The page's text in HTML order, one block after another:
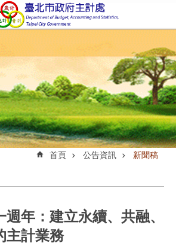
首頁 公告資訊 新聞稿
年：建立永續、共融、
主計業務